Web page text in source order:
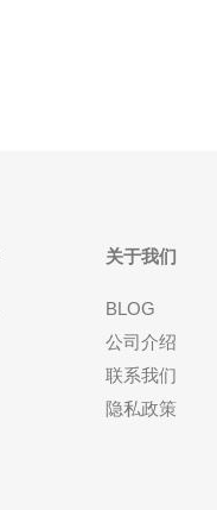
关于我们
BLOG
公司介绍
联系我们
隐私政策